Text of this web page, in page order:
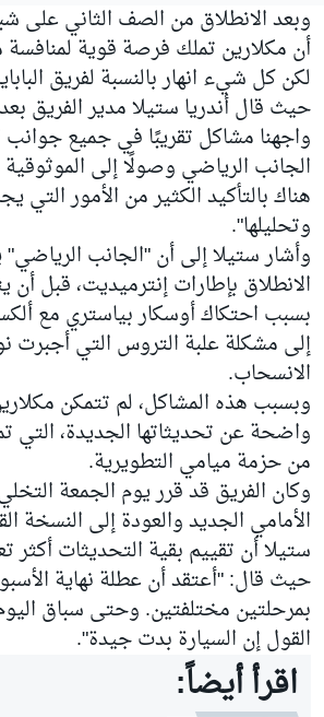
وبعد الانطلاق من الصف الثاني على
أن مكلارين تملك فرصة قوية
لكن كل شيء انهار بالنسبة لفريق
حيث قال أندريا ستيلا مدير الفريق
واجهنا مشاكل تقريبًا في جميع جوانب
الجانب الرياضي وصولًا إلى
هناك بالتأكيد الكثير من الأمور التي
وتحليلها".
وأشار ستيلا إلى أن "الجانب الرياضي"
الانطلاق بإطارات إنترميديت، قبل أن
بسبب احتكاك أوسكار بياستري مع
إلى مشكلة علبة التروس التي
الانسحاب.
وبسبب هذه المشاكل، لم تتمكن
واضحة عن تحديثاتها الجديدة، التي
من حزمة ميامي التطويرية.
وكان الفريق قد قرر يوم الجمعة
الأمامي الجديد والعودة إلى النسخة
ستيلا أن تقييم بقية التحديثات أكثر
حيث قال: "أعتقد أن عطلة نهاية
بمرحلتين مختلفتين. وحتى سباق
القول إن السيارة بدت جيدة".
اقرأ أيضاً: